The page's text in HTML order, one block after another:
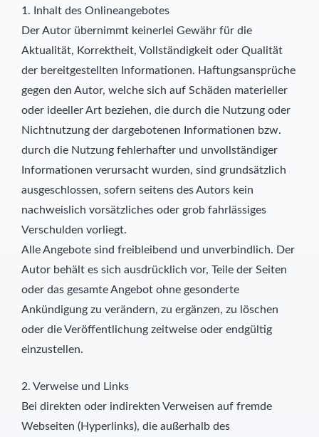
1. Inhalt des Onlineangebotes
Der Autor übernimmt keinerlei Gewähr für die
Aktualität, Korrektheit, Vollständigkeit oder Qualität
der bereitgestellten Informationen. Haftungsansprüche
gegen den Autor, welche sich auf Schäden materieller
oder ideeller Art beziehen, die durch die Nutzung oder
Nichtnutzung der dargebotenen Informationen bzw.
durch die Nutzung fehlerhafter und unvollständiger
Informationen verursacht wurden, sind grundsätzlich
ausgeschlossen, sofern seitens des Autors kein
nachweislich vorsätzliches oder grob fahrlässiges
Verschulden vorliegt.
Alle Angebote sind freibleibend und unverbindlich. Der
Autor behält es sich ausdrücklich vor, Teile der Seiten
oder das gesamte Angebot ohne gesonderte
Ankündigung zu verändern, zu ergänzen, zu löschen
oder die Veröffentlichung zeitweise oder endgültig
einzustellen.
2. Verweise und Links
Bei direkten oder indirekten Verweisen auf fremde
Webseiten (Hyperlinks), die außerhalb des